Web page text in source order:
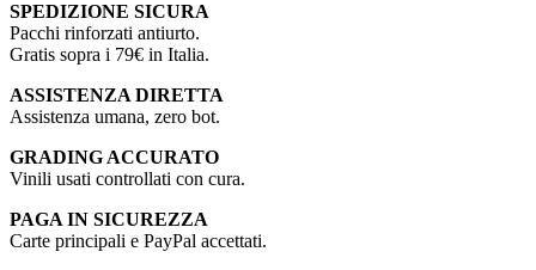
SPEDIZIONE SICURA
Pacchi rinforzati antiurto.
Gratis sopra i 79€ in Italia.
ASSISTENZA DIRETTA
Assistenza umana, zero bot.
GRADING ACCURATO
Vinili usati controllati con cura.
PAGA IN SICUREZZA
Carte principali e PayPal accettati.